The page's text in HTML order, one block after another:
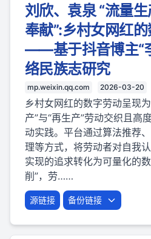
刘欣、袁泉 “流量生
奉献”:乡村女网红
——基于抖音博主“
络民族志研究
mp.weixin.qq.com 2026-03-20
乡村女网红的数字劳动呈现为
产”与“再生产”劳动交织且高
动实践。平台通过算法推荐
理等方式，将劳动者对自我
实现的追求转化为可量化的
削”，劳……
源链接 备份链接